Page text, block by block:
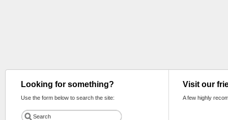
Looking for something?
Use the form below to search the site:
Visit our
A few highly